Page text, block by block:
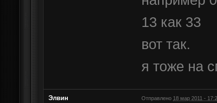
13 как 33
вот так.
я тоже на
Элвин Отправлено 18 мар 2011 -